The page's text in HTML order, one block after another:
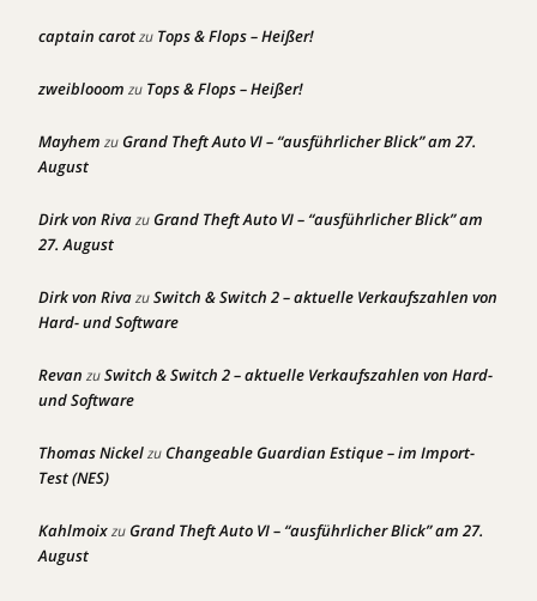
captain carotzu Tops & Flops – Heißer!
zweiblooom zu Tops & Flops – Heißer!
Mayhem zuGrand Theft Auto VI – “ausführlicher Blick” am 27.
August
Dirk von RivazuGrand Theft Auto VI – “ausführlicher Blick” am
27. August
Dirk von RivazuSwitch & Switch 2 – aktuelle Verkaufszahlen von
Hard- und Software
Revan zuSwitch & Switch 2 – aktuelle Verkaufszahlen von Hard-
und Software
Thomas NickelzuChangeable Guardian Estique – im Import-
Test (NES)
KahlmoixzuGrand Theft Auto VI – “ausführlicher Blick” am 27.
August